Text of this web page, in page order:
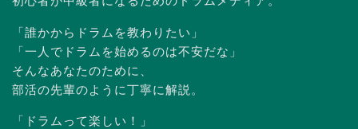
「誰かからドラムを教わりたい」
「一人でドラムを始めるのは不安だな」
そんなあなたのために、
部活の先輩のように丁寧に解説。
「ドラムって楽しい！」